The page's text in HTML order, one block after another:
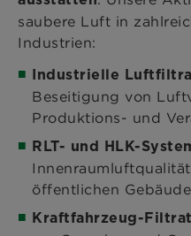
saubere Luft in
Industrien:
Industrielle
Beseitigung von
Produktions- und
RLT- und HLK-
öffentlichen
Kraftfahrzeug-